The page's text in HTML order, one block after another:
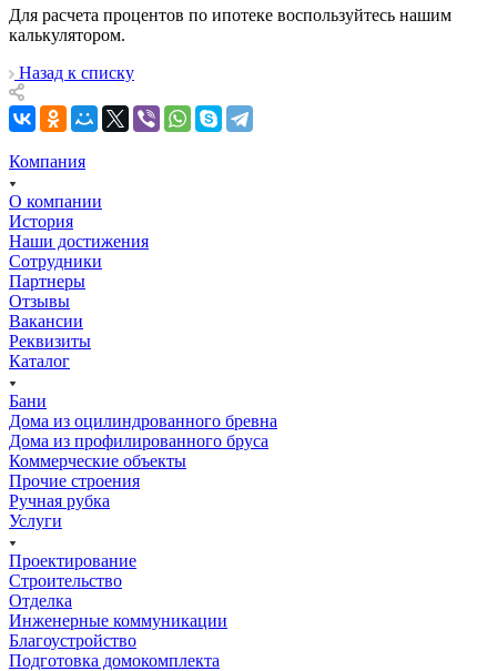
Для расчета процентов по ипотеке воспользуйтесь нашим
калькулятором.
Назад к списку
Компания
О компании
История
Наши достижения
Сотрудники
Партнеры
Отзывы
Вакансии
Реквизиты
Каталог
Бани
Дома из оцилиндрованного бревна
Дома из профилированного бруса
Коммерческие объекты
Прочие строения
Ручная рубка
Услуги
Проектирование
Строительство
Отделка
Инженерные коммуникации
Благоустройство
Подготовка домокомплекта